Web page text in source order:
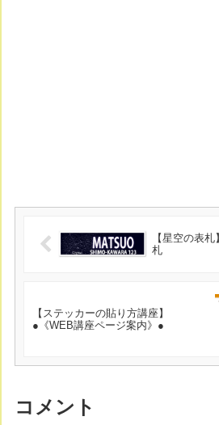
【星空の表
札
【ステッカーの貼り方講座】
●《WEB講座ページ案内》●
コメント